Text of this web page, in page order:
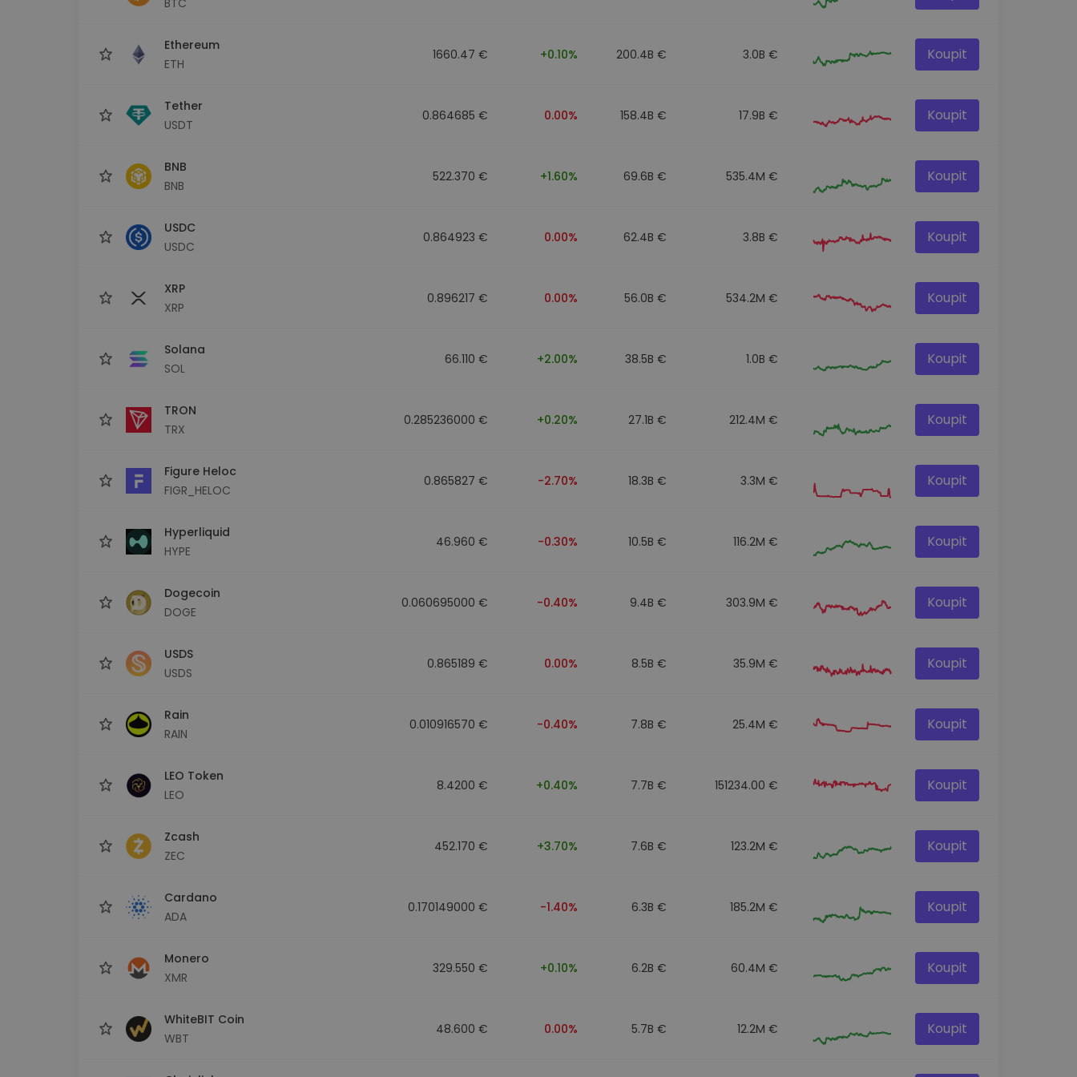
Ethereum
ETH
1660.47 € +0.10% 200.4B € 3.0B € Koupit
Tether
USDT
0.864685 € 0.00% 158.4B € 17.9B € Koupit
BNB
BNB
522.370 € +1.60% 69.6B € 535.4M € Koupit
USDC
USDC
0.864923 € 0.00% 62.4B € 3.8B € Koupit
XRP
XRP
0.896217 € 0.00% 56.0B € 534.2M € Koupit
Solana
SOL
66.110 € +2.00% 38.5B € 1.0B € Koupit
TRON
TRX
0.285236000 € +0.20% 27.1B € 212.4M € Koupit
Figure Heloc
FIGR_HELOC
0.865827 € -2.70% 18.3B € 3.3M € Koupit
Hyperliquid
HYPE
46.960 € -0.30% 10.5B € 116.2M € Koupit
Dogecoin
DOGE
0.060695000 € -0.40% 9.4B € 303.9M € Koupit
USDS
USDS
0.865189 € 0.00% 8.5B € 35.9M € Koupit
Rain
RAIN
0.010916570 € -0.40% 7.8B € 25.4M € Koupit
LEO Token
LEO
8.4200 € +0.40% 7.7B € 151234.00 € Koupit
Zcash
ZEC
452.170 € +3.70% 7.6B € 123.2M € Koupit
Cardano
ADA
0.170149000 € -1.40% 6.3B € 185.2M € Koupit
Monero
XMR
329.550 € +0.10% 6.2B € 60.4M € Koupit
WhiteBIT Coin
WBT
48.600 € 0.00% 5.7B € 12.2M € Koupit